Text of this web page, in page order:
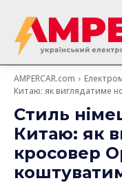
AMPERCAR.com
Китаю: як виглядатиме
Стиль
Китаю: як
кросовер